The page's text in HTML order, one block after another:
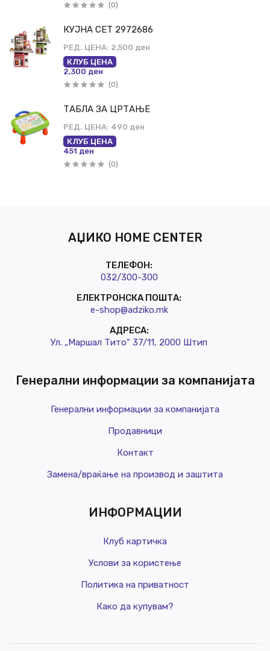
(0)
КУЈНА СЕТ 2972686
РЕД. ЦЕНА: 2,500 ден
КЛУБ ЦЕНА
2,300 ден
(0)
ТАБЛА ЗА ЦРТАЊЕ
РЕД. ЦЕНА: 490 ден
КЛУБ ЦЕНА
451 ден
(0)
АЏИКО HOME CENTER
ТЕЛЕФОН:
032/300-300
ЕЛЕКТРОНСКА ПОШТА:
e-shop@adziko.mk
АДРЕСА:
Ул. „Маршал Тито“ 37/11, 2000 Штип
Генерални информации за компанијата
Генерални информации за компанијата
Продавници
Контакт
Замена/враќање на производ и заштита
ИНФОРМАЦИИ
Клуб картичка
Услови за користење
Политика на приватност
Како да купувам?